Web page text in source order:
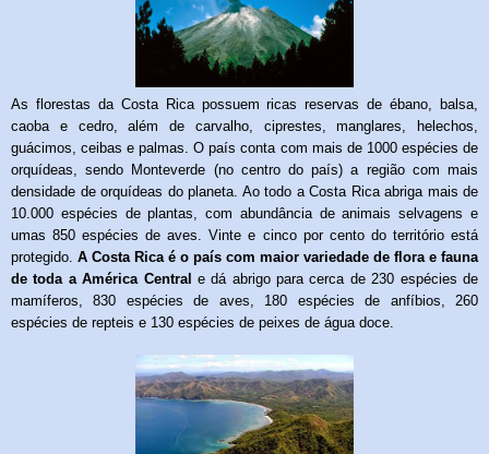
As florestas da Costa Rica possuem ricas reservas de ébano, balsa,
caoba e cedro, além de carvalho, ciprestes, manglares, helechos,
guácimos, ceibas e palmas. O país conta com mais de 1000 espécies de
orquídeas, sendo Monteverde (no centro do país) a região com mais
densidade de orquídeas do planeta. Ao todo a Costa Rica abriga mais de
10.000 espécies de plantas, com abundância de animais selvagens e
umas 850 espécies de aves. Vinte e cinco por cento do território está
protegido. A Costa Rica é o país com maior variedade de flora e fauna
de toda a América Central e dá abrigo para cerca de 230 espécies de
mamíferos, 830 espécies de aves, 180 espécies de anfíbios, 260
espécies de repteis e 130 espécies de peixes de água doce.